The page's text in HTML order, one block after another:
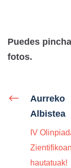
Puedes
fotos.
Aurreko
Albistea
IV
Zientifikoan
hautatuak!